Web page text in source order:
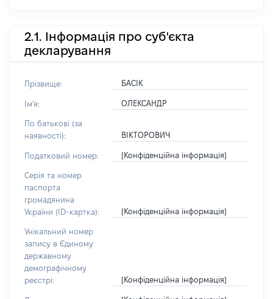
2.1. Інформація про суб'єкта
декларування
Прізвище: БАСІК
Ім'я: ОЛЕКСАНДР
По батькові (за
наявності):
ВІКТОРОВИЧ
Податковий номер: [Конфіденційна інформація]
Серія та номер
паспорта
громадянина
України (ID-картка):
[Конфіденційна інформація]
Унікальний номер
запису в Єдиному
державному
демографічному
реєстрі:
[Конфіденційна інформація]